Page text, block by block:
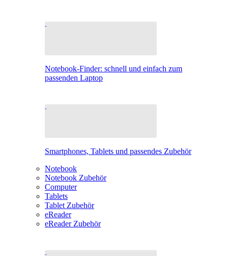
Notebook-Finder: schnell und einfach zum
passenden Laptop
Smartphones, Tablets und passendes Zubehör
Notebook
Notebook Zubehör
Computer
Tablets
Tablet Zubehör
eReader
eReader Zubehör